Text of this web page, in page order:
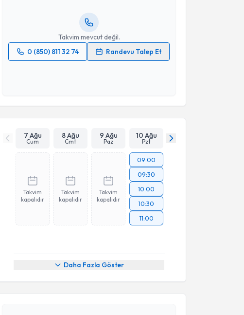
Takvim mevcut değil.
0 (850) 811 32 74
Randevu Talep Et
Takvim Talebini Gönder
7 Ağu
Cum
8 Ağu
Cmt
9 Ağu
Paz
10 Ağu
Pzt
Takvim
kapalıdır
Takvim
kapalıdır
Takvim
kapalıdır
09:00
09:30
10:00
10:30
11:00
Daha Fazla Göster
Takvimi Talebi
Öğr. Üyesi Elmir Khanmamadoviçin randevu takvimi
oluşturun. Size bu uzmandan randevu almanız için bir